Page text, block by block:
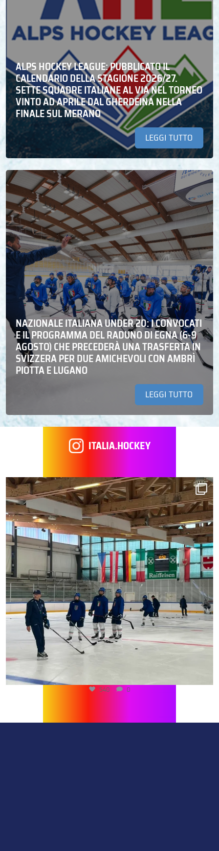
ALPS HOCKEY LEAGUE: PUBBLICATO IL
CALENDARIO DELLA STAGIONE 2026/27.
SETTE SQUADRE ITALIANE AL VIA NEL TORNEO
VINTO AD APRILE DAL GHERDEINA NELLA
FINALE SUL MERANO
LEGGI TUTTO
NAZIONALE ITALIANA UNDER 20: I CONVOCATI
E IL PROGRAMMA DEL RADUNO DI EGNA (6-9
AGOSTO) CHE PRECEDERÀ UNA TRASFERTA IN
SVIZZERA PER DUE AMICHEVOLI CON AMBRÌ
PIOTTA E LUGANO
LEGGI TUTTO
ITALIA.HOCKEY
540 0